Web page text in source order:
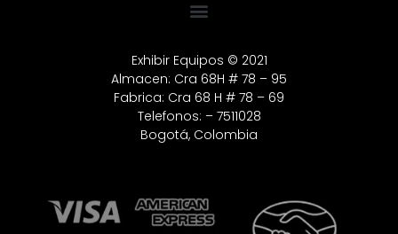
Exhibir Equipos © 2021
Almacen: Cra 68H # 78 – 95
Fabrica: Cra 68 H # 78 – 69
Telefonos: – 7511028
Bogotá, Colombia